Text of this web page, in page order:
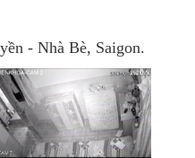
- Nhà Bè, Saigon.